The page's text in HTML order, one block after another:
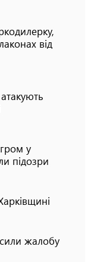
від
у
підозри
жалобу